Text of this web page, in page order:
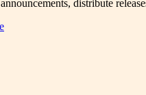
distribute